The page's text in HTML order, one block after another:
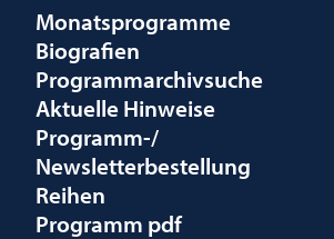
Monatsprogramme
Biografien
Programmarchivsuche
Aktuelle Hinweise
Programm-/
Newsletterbestellung
Reihen
Programm pdf